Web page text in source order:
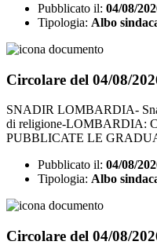
Pubblicato il: 04/08/
Tipologia: Albo
Circolare del 04/08/
SNADIR LOMBARDIA-
di religione-LOMBARDIA:
PUBBLICATE LE
Pubblicato il: 04/08/
Tipologia: Albo
Circolare del 04/08/